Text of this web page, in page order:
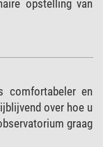
opstelling van
comfortabeler en
over hoe u
graag